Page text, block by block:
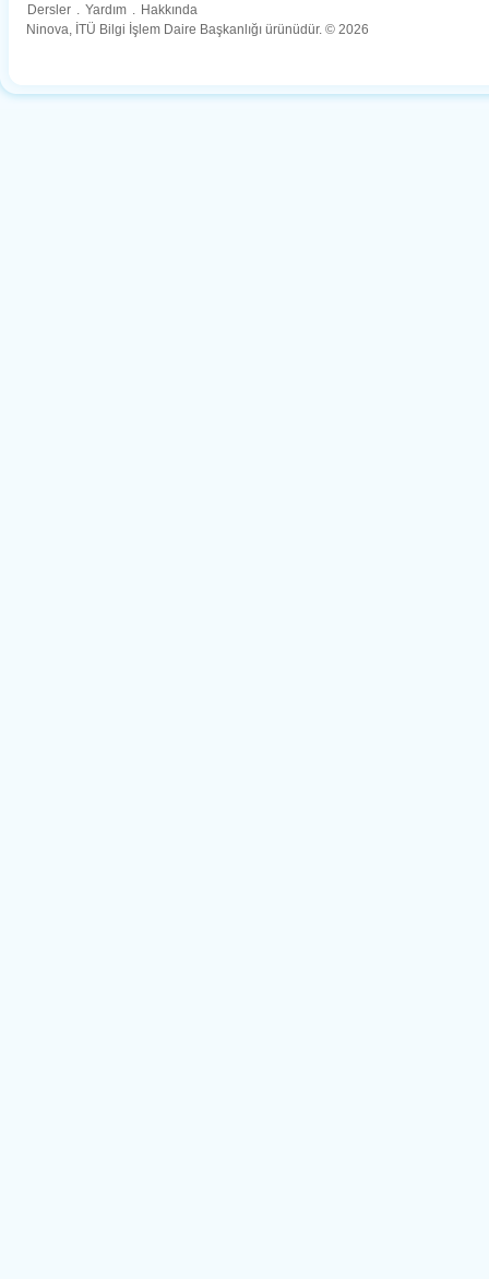
Dersler . Yardım . Hakkında
Ninova, İTÜ Bilgi İşlem Daire Başkanlığı ürünüdür. © 2026